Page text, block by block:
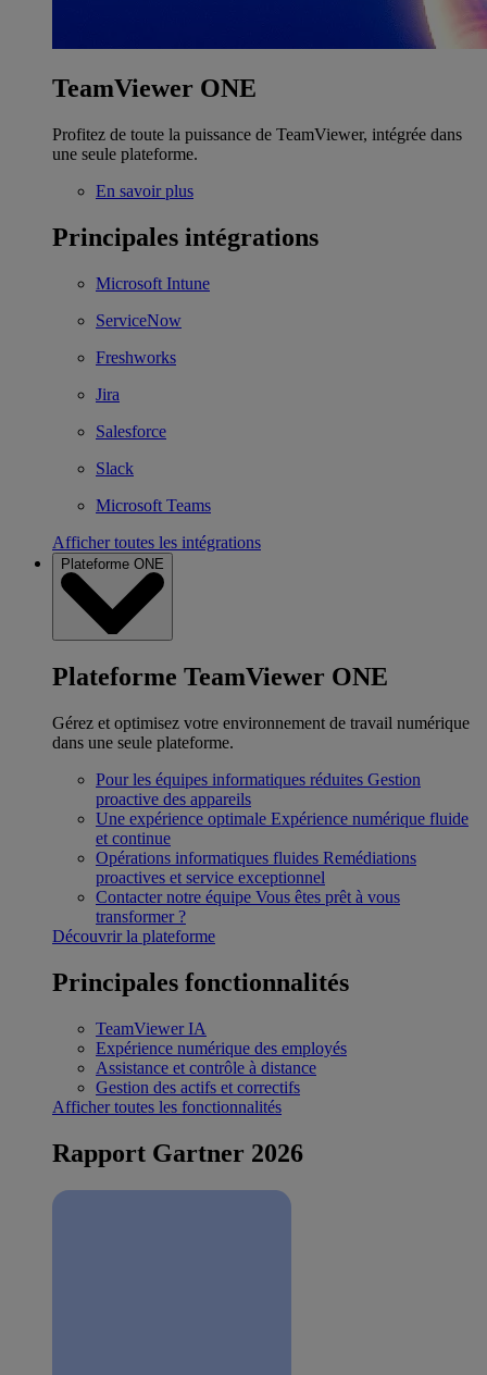
TeamViewer ONE
Profitez de toute la puissance de TeamViewer, intégrée dans
une seule plateforme.
En savoir plus
Principales intégrations
Microsoft Intune
ServiceNow
Freshworks
Jira
Salesforce
Slack
Microsoft Teams
Afficher toutes les intégrations
Plateforme ONE
Plateforme TeamViewer ONE
Gérez et optimisez votre environnement de travail numérique
dans une seule plateforme.
Pour les équipes informatiques réduites Gestion
proactive des appareils
Une expérience optimale Expérience numérique fluide
et continue
Opérations informatiques fluides Remédiations
proactives et service exceptionnel
Contacter notre équipe Vous êtes prêt à vous
transformer ?
Découvrir la plateforme
Principales fonctionnalités
TeamViewer IA
Expérience numérique des employés
Assistance et contrôle à distance
Gestion des actifs et correctifs
Afficher toutes les fonctionnalités
Rapport Gartner 2026